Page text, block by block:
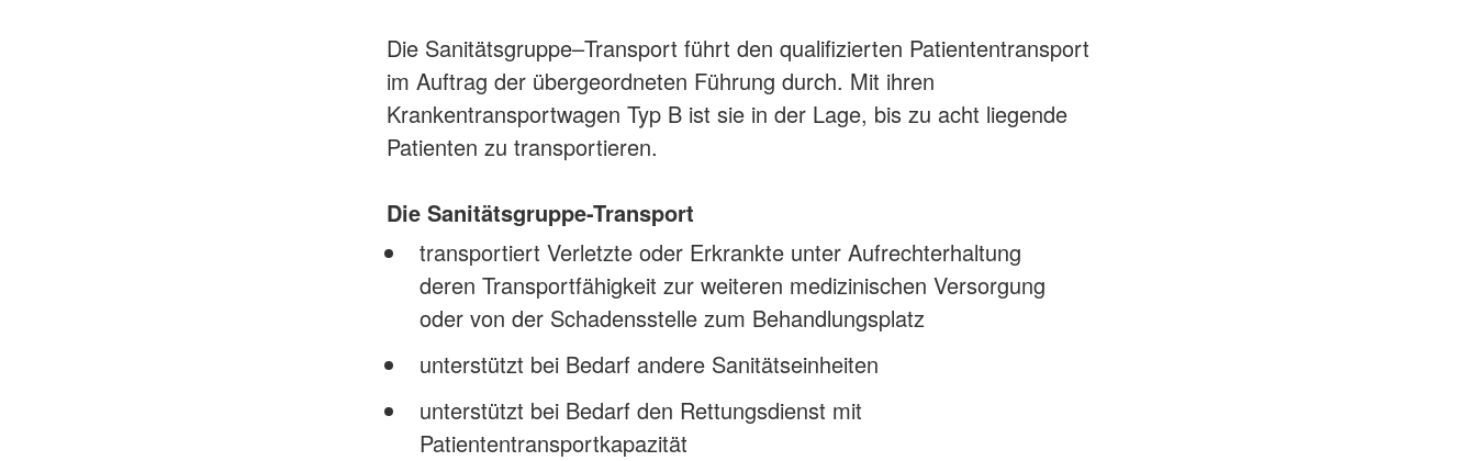
Die Sanitätsgruppe–Transport führt den qualifizierten Patiententransport
im Auftrag der übergeordneten Führung durch. Mit ihren
Krankentransportwagen Typ B ist sie in der Lage, bis zu acht liegende
Patienten zu transportieren.
Die Sanitätsgruppe-Transport
transportiert Verletzte oder Erkrankte unter Aufrechterhaltung
deren Transportfähigkeit zur weiteren medizinischen Versorgung
oder von der Schadensstelle zum Behandlungsplatz
unterstützt bei Bedarf andere Sanitätseinheiten
unterstützt bei Bedarf den Rettungsdienst mit
Patiententransportkapazität